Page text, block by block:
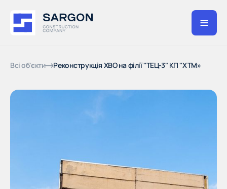
Всі об'єкти Реконструкція ХВО на філії "ТЕЦ-3" КП "ХТМ»